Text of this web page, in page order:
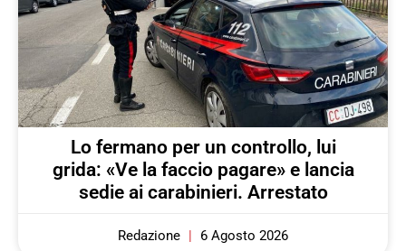
Lo fermano per un controllo, lui
grida: «Ve la faccio pagare» e lancia
sedie ai carabinieri. Arrestato
Redazione 6 Agosto 2026